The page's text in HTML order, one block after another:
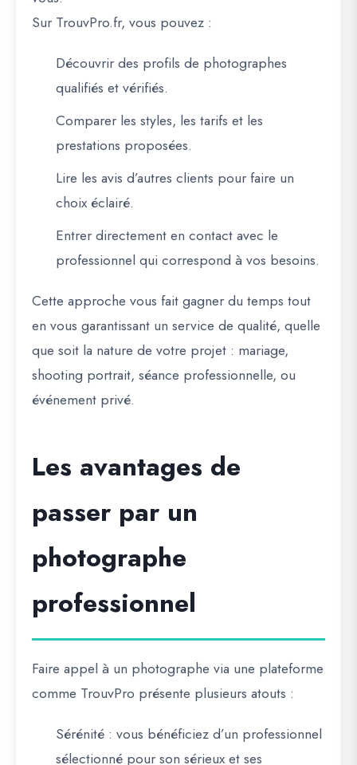
Sur TrouvPro.fr, vous pouvez :
Découvrir des profils de photographes
qualifiés et vérifiés.
Comparer les styles, les tarifs et les
prestations proposées.
Lire les avis d’autres clients pour faire un
choix éclairé.
Entrer directement en contact avec le
professionnel qui correspond à vos besoins.
Cette approche vous fait gagner du temps tout
en vous garantissant un service de qualité, quelle
que soit la nature de votre projet : mariage,
shooting portrait, séance professionnelle, ou
événement privé.
Les avantages de
passer par un
photographe
professionnel
Faire appel à un photographe via une plateforme
comme TrouvPro présente plusieurs atouts :
Sérénité : vous bénéficiez d’un professionnel
sélectionné pour son sérieux et ses